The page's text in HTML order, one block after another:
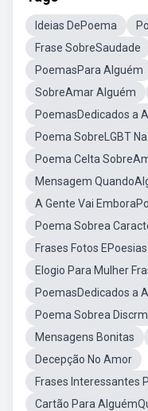
Ideias DePoema
Frase SobreSaudade
PoemasPara Alguém
SobreAmar Alguém
PoemasDedicados a
Poema SobreLGBT
Poema Celta
Mensagem
A Gente Vai
Poema Sobrea
Frases Fotos EPoesias
Elogio Para Mulher
PoemasDedicados a
Poema Sobrea
Mensagens Bonitas
Decepção No Amor
Frases Interessantes
Cartão Para